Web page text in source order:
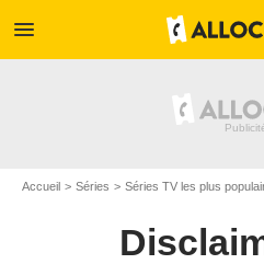
menu
Accueil Séries Séries TV les plus